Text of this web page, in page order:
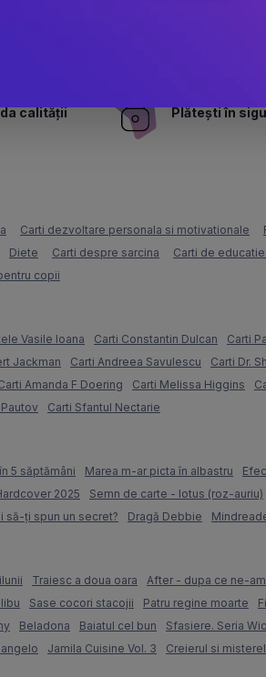
calității Plătești în
Carti dezvoltare personala si motivationale
Diete
Carti despre sarcina Carti de
copii
Vasile Ioana Carti Constantin Dulcan Carti
Jackman
Carti Andreea Savulescu Carti Dr.
Amanda F Doering
Carti Melissa Higgins
Carti Sfantul Nectarie
5 săptămâni Marea m-ar picta în albastru
2025
Semn de carte - lotus (roz-auriu)
să-ți spun un secret?
Dragă Debbie
Traiesc a doua oara After - dupa ce ne-
Sase cocori stacojii Patru regine moarte
Beladona Baiatul cel bun Sfasiere. Seria
Jamila Cuisine Vol. 3 Creierul si